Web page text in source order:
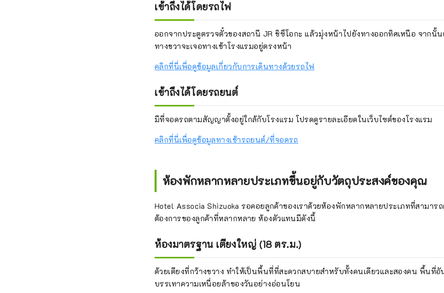
เข้าถึงได้โดยรถไฟ
ออกจากประตูตรวจตั๋วของสถานี JR ชิซึโอกะ แล้วมุ่งหน้าไปยังทางออกทิศเหนือ จากนั้
ทางขวาจะเจอทางเข้าโรงแรมอยู่ตรงหน้า
คลิกที่นี่เพื่อดูข้อมูลเกี่ยวกับการเดินทางด้วยรถไฟ
เข้าถึงได้โดยรถยนต์
มีที่จอดรถตามสัญญาตั้งอยู่ใกล้กับโรงแรม โปรดดูรายละเอียดในเว็บไซต์ของโรงแรม
คลิกที่นี่เพื่อดูข้อมูลทางเข้ารถยนต์/ที่จอดรถ
ห้องพักหลากหลายประเภทขึ้นอยู่กับวัตถุประสงค์ของคุณ
Hotel Associa Shizuoka รอคอยลูกค้าของเราด้วยห้องพักหลากหลายประเภทที่สามาร
ต้องการของลูกค้าที่หลากหลาย ห้องตัวแทนมีดังนี้
ห้องมาตรฐาน เตียงใหญ่ (18 ตร.ม.)
ด้วยเตียงที่กว้างขวาง ทำให้เป็นพื้นที่ที่สะดวกสบายสำหรับทั้งคนเดียวและสองคน พื้นที่อั
บรรเทาความเหนื่อยล้าของวันอย่างอ่อนโยน